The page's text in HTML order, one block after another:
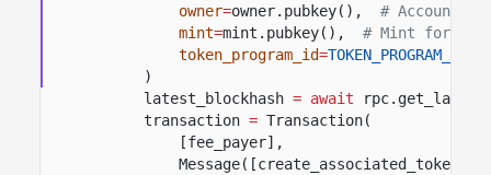
owner=owner.pubkey(),
# Account
mint=mint.pubkey(),
# Mint for the
token_program_id=TOKEN_PROGRAM_ID
)
latest_blockhash = await
transaction = Transaction(
[fee_payer],